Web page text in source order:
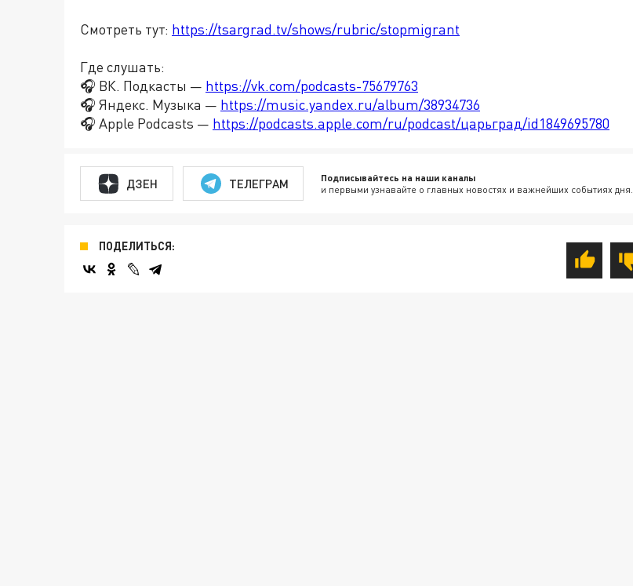
Смотреть тут: https://tsargrad.tv/shows/rubric/stopmigrant
Где слушать:
🎧 ВК. Подкасты — https://vk.com/podcasts-75679763
🎧 Яндекс. Музыка — https://music.yandex.ru/album/38934736
🎧 Apple Podcasts — https://podcasts.apple.com/ru/podcast/царьград/id1849695780
ДЗЕН ТЕЛЕГРАМ Подписывайтесь на наши каналы
и первыми узнавайте о главных новостях и важнейших событиях дня.
ПОДЕЛИТЬСЯ: